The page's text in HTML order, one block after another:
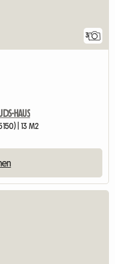
3
HAUS
| 13 M2